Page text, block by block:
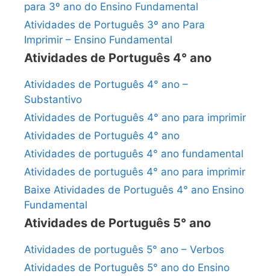
para 3º ano do Ensino Fundamental
Atividades de Português 3º ano Para
Imprimir – Ensino Fundamental
Atividades de Português 4° ano
Atividades de Português 4° ano –
Substantivo
Atividades de Português 4° ano para imprimir
Atividades de Português 4° ano
Atividades de português 4° ano fundamental
Atividades de português 4° ano para imprimir
Baixe Atividades de Português 4° ano Ensino
Fundamental
Atividades de Português 5° ano
Atividades de português 5° ano – Verbos
Atividades de Português 5° ano do Ensino